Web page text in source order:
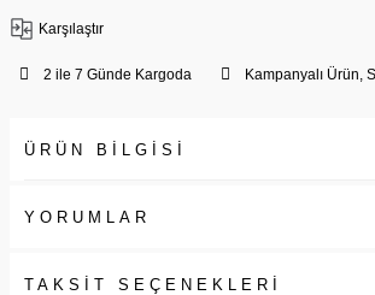
Karşılaştır
2 ile 7 Günde Kargoda Kampanyalı Ürün,
ÜRÜN BİLGİSİ
YORUMLAR
TAKSİT SEÇENEKLERİ